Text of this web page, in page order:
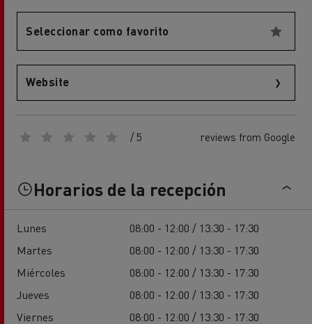
Seleccionar como favorito
Website
/ 5 reviews from Google
Horarios de la recepción
Lunes
08:00 - 12:00 / 13:30 - 17:30
Martes
08:00 - 12:00 / 13:30 - 17:30
Miércoles
08:00 - 12:00 / 13:30 - 17:30
Jueves
08:00 - 12:00 / 13:30 - 17:30
Viernes
08:00 - 12:00 / 13:30 - 17:30